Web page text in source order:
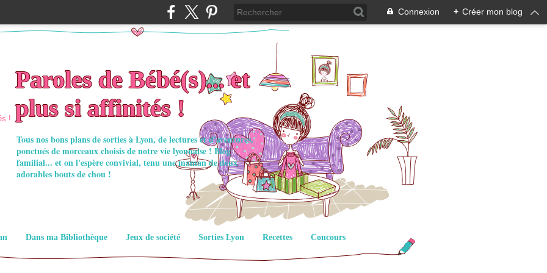
Connexion + Créer mon blog
Paroles de Bébé(s)... et
plus si affinités !
Tous nos bons plans de sorties à Lyon, de lectures et d'aventures,
ponctués de morceaux choisis de notre vie lyonnaise ! Blog
familial... et on l'espère convivial, tenu une maman de deux
adorables bouts de chou !
Dans ma Bibliothèque Jeux de société Sorties Lyon Recettes
Concours